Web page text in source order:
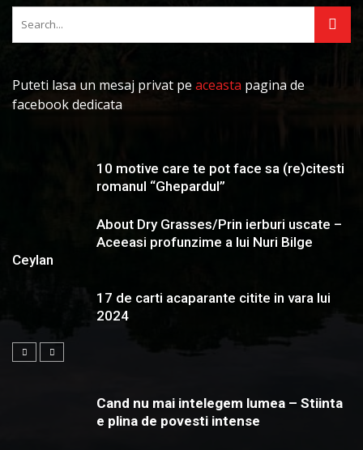
Puteti lasa un mesaj privat pe aceasta pagina de
facebook dedicata
10 motive care te pot face sa (re)citesti
romanul “Ghepardul”
About Dry Grasses/Prin ierburi uscate –
Aceeasi profunzime a lui Nuri Bilge
Ceylan
17 de carti acaparante citite in vara lui
2024
Cand nu mai intelegem lumea – Stiinta
e plina de povesti intense